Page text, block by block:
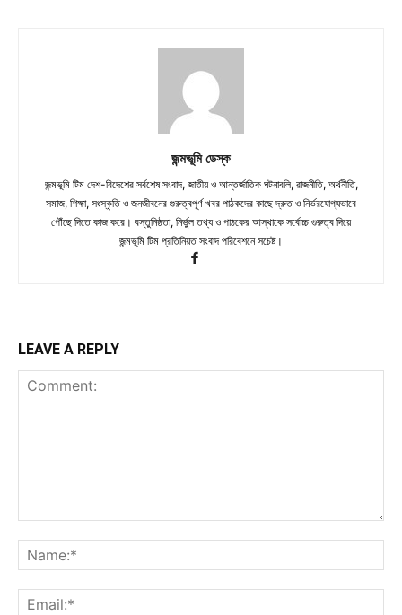
জন্মভূমি ডেস্ক
জন্মভূমি টিম দেশ-বিদেশের সর্বশেষ সংবাদ, জাতীয় ও আন্তর্জাতিক ঘটনাবলি, রাজনীতি, অর্থনীতি,
সমাজ, শিক্ষা, সংস্কৃতি ও জনজীবনের গুরুত্বপূর্ণ খবর পাঠকদের কাছে দ্রুত ও নির্ভরযোগ্যভাবে
পৌঁছে দিতে কাজ করে। বস্তুনিষ্ঠতা, নির্ভুল তথ্য ও পাঠকের আস্থাকে সর্বোচ্চ গুরুত্ব দিয়ে
জন্মভূমি টিম প্রতিনিয়ত সংবাদ পরিবেশনে সচেষ্ট।
LEAVE A REPLY